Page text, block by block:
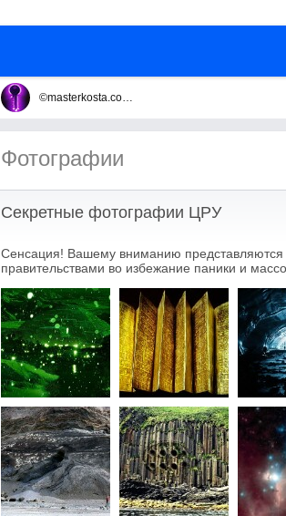
©masterkosta.com ©
Фотографии
Секретные фотографии ЦРУ
Сенсация! Вашему вниманию
правительствами во избежание паники и